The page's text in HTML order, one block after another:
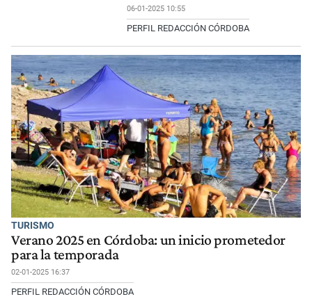
06-01-2025 10:55
PERFIL REDACCIÓN CÓRDOBA
TURISMO
Verano 2025 en Córdoba: un inicio prometedor
para la temporada
02-01-2025 16:37
PERFIL REDACCIÓN CÓRDOBA